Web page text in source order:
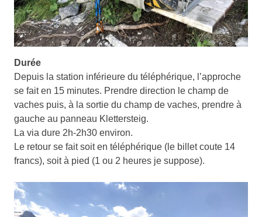
Durée
Depuis la station inférieure du téléphérique, l’approche
se fait en 15 minutes. Prendre direction le champ de
vaches puis, à la sortie du champ de vaches, prendre à
gauche au panneau Klettersteig.
La via dure 2h-2h30 environ.
Le retour se fait soit en téléphérique (le billet coute 14
francs), soit à pied (1 ou 2 heures je suppose).